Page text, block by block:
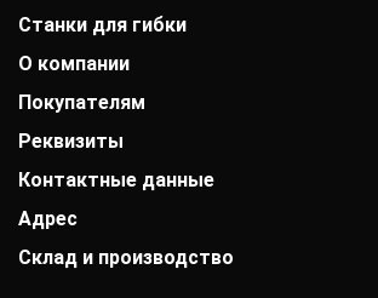
Станки для гибки
О компании
История компании
Выставки
Заказчики
Вакансии
Контакты
Покупателям
Оплата
Гарантии
Акции
Статьи
Реквизиты
АО «Райффайзенбанк»
Р/с: 40702810000000001118
К/с: 30101810200000000700
Контактные данные
+7 (800) 333-41-10
График работы:
Адрес
Барнаул, улица Матросова, 9Б/3
Склад и производство